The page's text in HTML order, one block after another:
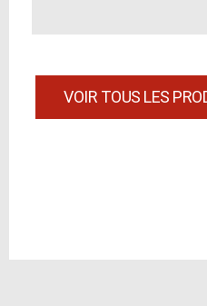
VOIR TOUS LES